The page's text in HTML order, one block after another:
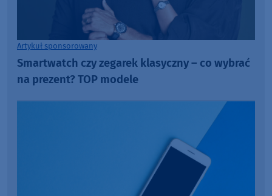
Artykuł sponsorowany
Smartwatch czy zegarek klasyczny – co wybrać
na prezent? TOP modele